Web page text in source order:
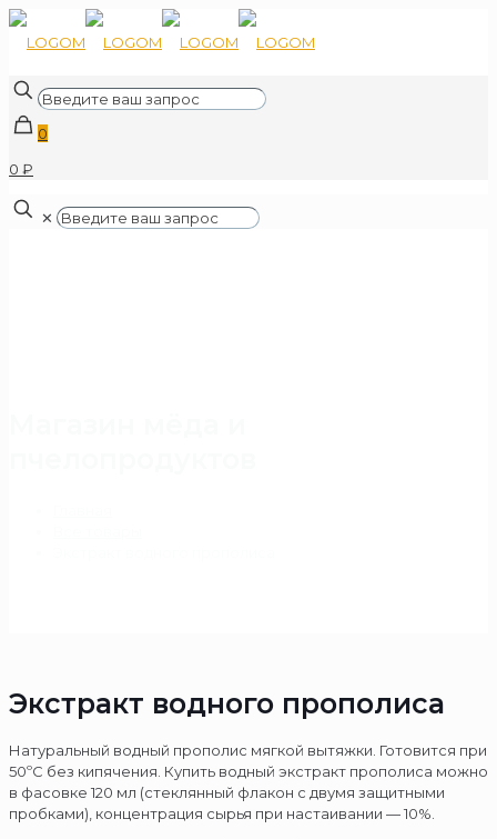
0
0 ₽
✕
Экстракт водного прополиса
Натуральный водный прополис мягкой вытяжки. Готовится при
50ºС без кипячения. Купить водный экстракт прополиса можно
в фасовке 120 мл (стеклянный флакон с двумя защитными
пробками), концентрация сырья при настаивании — 10%.